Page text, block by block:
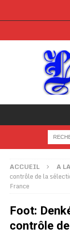
ACCUEIL A
contrôle de la
France
Foot:
contrôle